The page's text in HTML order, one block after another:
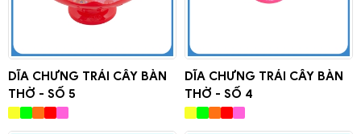
DĨA CHƯNG TRÁI CÂY BÀN
THỜ - SỐ 5
DĨA CHƯNG TRÁI CÂY BÀN
THỜ - SỐ 4